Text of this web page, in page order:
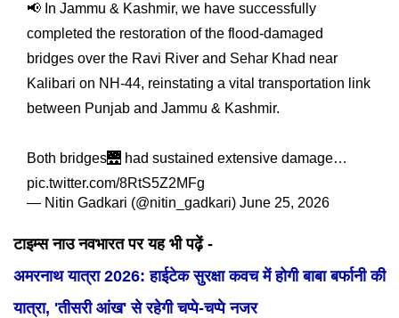
📢 In Jammu & Kashmir, we have successfully
completed the restoration of the flood-damaged
bridges over the Ravi River and Sehar Khad near
Kalibari on NH-44, reinstating a vital transportation link
between Punjab and Jammu & Kashmir.
Both bridges🌉 had sustained extensive damage…
pic.twitter.com/8RtS5Z2MFg
— Nitin Gadkari (@nitin_gadkari) June 25, 2026
टाइम्स नाउ नवभारत पर यह भी पढ़ें -
अमरनाथ यात्रा 2026: हाईटेक सुरक्षा कवच में होगी बाबा बर्फानी की
यात्रा, 'तीसरी आंख' से रहेगी चप्पे-चप्पे नजर